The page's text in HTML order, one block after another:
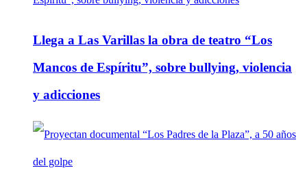
Llega a Las Varillas la obra de teatro “Los
Mancos de Espíritu”, sobre bullying, violencia
y adicciones